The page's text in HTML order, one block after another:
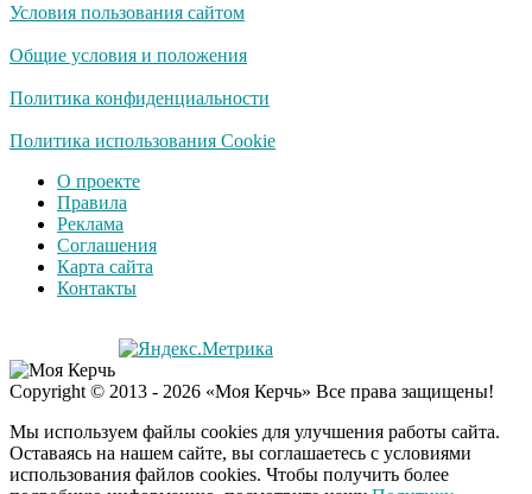
Условия пользования сайтом
Общие условия и положения
Политика конфиденциальности
Политика использования Cookie
О проекте
Правила
Реклама
Соглашения
Карта сайта
Контакты
Copyright © 2013 - 2026 «Моя Керчь» Все права защищены!
Мы используем файлы cookies для улучшения работы сайта.
Оставаясь на нашем сайте, вы соглашаетесь с условиями
использования файлов cookies. Чтобы получить более